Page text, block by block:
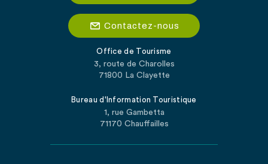
Contactez-nous
Office de Tourisme
3, route de Charolles
71800 La Clayette
Bureau d'Information Touristique
1, rue Gambetta
71170 Chauffailles